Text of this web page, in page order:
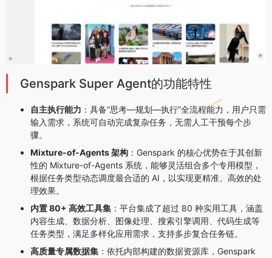
Genspark Super Agent的功能特性
自主执行能力 ：具备“思考—规划—执行”全流程能力，用户只需
输入需求，系统可自动完成复杂任务，无需人工干预每个步
骤。
Mixture-of-Agents 架构 ：Genspark 的核心优势在于其创新
性的 Mixture-of-Agents 系统，能够灵活组合多个专用模型，
根据任务类型动态调度最合适的 AI，以实现更精准、高效的处
理效果。
内置 80+ 高效工具集 ：平台集成了超过 80 种实用工具，涵盖
内容生成、数据分析、图像处理、搜索引擎调用、代码生成等
任务类型，满足多样化应用需求，支持多步复合任务链。
高质量专属数据集 ：依托内部构建的数据资源库，Genspark